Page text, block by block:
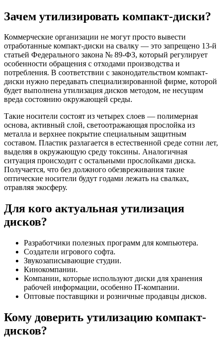
Зачем утилизировать компакт-диски?
Коммерческие организации не могут просто вывести
отработанные компакт-диски на свалку — это запрещено 13-й
статьей Федерального закона № 89-ФЗ, который регулирует
особенности обращения с отходами производства и
потребления. В соответствии с законодательством компакт-
диски нужно передавать специализированной фирме, которой
будет выполнена утилизация дисков методом, не несущим
вреда состоянию окружающей среды.
Такие носители состоят из четырех слоев — полимерная
основа, активный слой, светоотражающая прослойка из
металла и верхнее покрытие специальным защитным
составом. Пластик разлагается в естественной среде сотни лет,
выделяя в окружающую среду токсины. Аналогичная
ситуация происходит с остальными прослойками диска.
Получается, что без должного обезвреживания такие
оптические носители будут годами лежать на свалках,
отравляя экосферу.
Для кого актуальная утилизация
дисков?
Разработчики полезных программ для компьютера.
Создатели игрового софта.
Звукозаписывающие студии.
Кинокомпании.
Компании, которые используют диски для хранения
рабочей информации, особенно IT-компании.
Оптовые поставщики и розничные продавцы дисков.
Кому доверить утилизацию компакт-
дисков?